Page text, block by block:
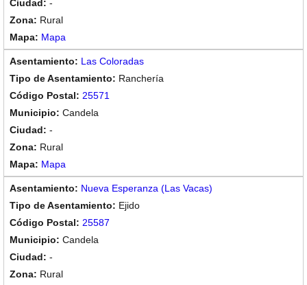
-
Rural
Mapa
Las Coloradas
Ranchería
25571
Candela
-
Rural
Mapa
Nueva Esperanza (Las Vacas)
Ejido
25587
Candela
-
Rural